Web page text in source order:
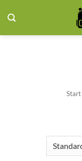
Inhalt
springen
Start